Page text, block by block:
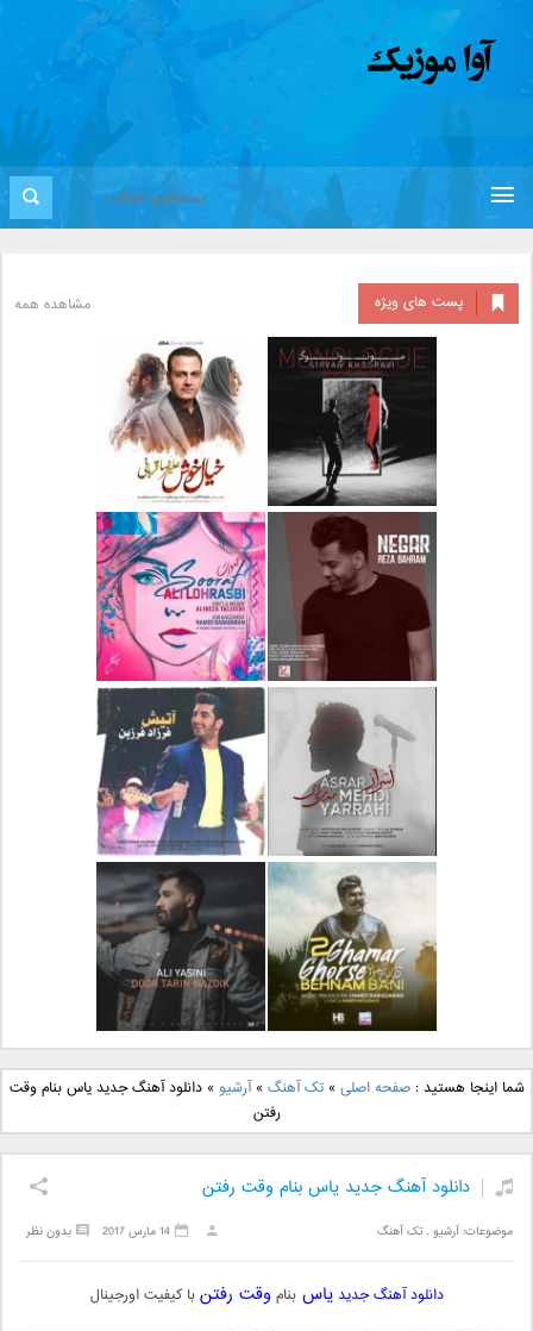
پست های ویژه مشاهده همه
دانلود آلبوم جدید سیروان
خسروی بنام مونولوگ
دانلود آهنگ جدید علیرضا
قربانی بنام خیال خوش
دانلود آهنگ جدید رضا
بهرام بنام نگار
دانلود آهنگ جدید علی
لهراسبی بنام صورت
دانلود آهنگ جدید مهدی
یراحی بنام اسرار
دانلود آهنگ جدید فرزاد
فرزین بنام آتیش
دانلود آهنگ جدید بهنام
بانی بنام قرص قمر 2
دانلود آهنگ جدید علی
یاسینی بنام دورترین نزدیک
شما اینجا هستید :صفحه اصلی »تک آهنگ »آرشیو »دانلود آهنگ جدید یاس بنام وقت
رفتن
دانلود آهنگ جدید یاس بنام وقت رفتن
موضوعات:آرشیو ,تک آهنگ بدون نظر 14 مارس 2017
دانلود آهنگ جدید یاس بنام وقت رفتنبا کیفیت اورجینال